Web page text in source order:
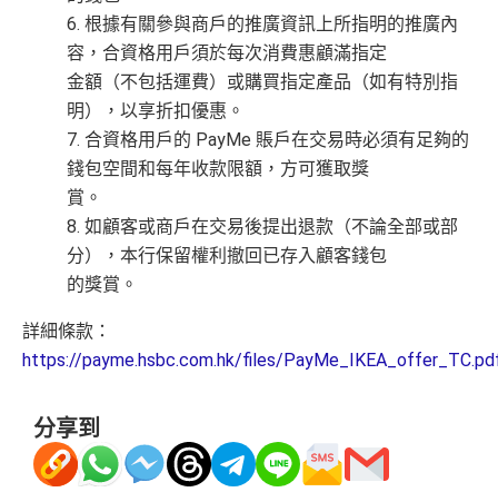
6. 根據有關參與商戶的推廣資訊上所指明的推廣內
容，合資格用戶須於每次消費惠顧滿指定
金額（不包括運費）或購買指定產品（如有特別指
明），以享折扣優惠。
7. 合資格用戶的 PayMe 賬戶在交易時必須有足夠的
錢包空間和每年收款限額，方可獲取獎
賞。
8. 如顧客或商戶在交易後提出退款（不論全部或部
分），本行保留權利撤回已存入顧客錢包
的獎賞。
詳細條款：
https://payme.hsbc.com.hk/files/
分享到